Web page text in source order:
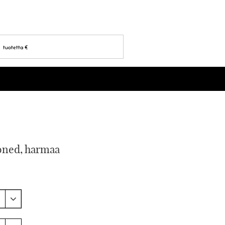
tuotetta €
harmaa